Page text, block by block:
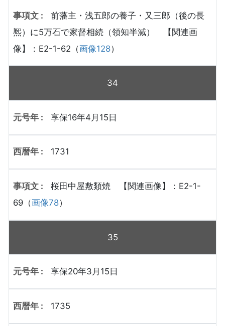
前藩主・浅五郎の養子・又三郎（後の長
熈）に5万石で家督相続（領知半減） 【関連画
像】：E2-1-62（画像128）
34
享保16年4月15日
1731
桜田中屋敷類焼 【関連画像】：E2-1-
69（画像78）
35
享保20年3月15日
1735